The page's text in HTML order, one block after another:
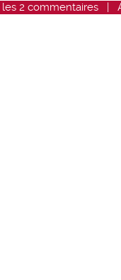
les 2 commentaires |